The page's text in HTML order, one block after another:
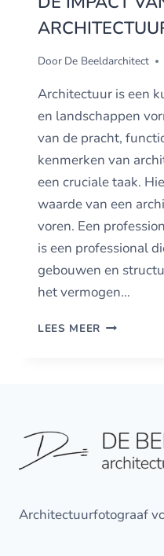
Door De Beeldarchitect
Architectuur is een
en landschappen
van de pracht,
kenmerken van
een cruciale taak.
waarde van een
voren. Een
is een professional
gebouwen en
het vermogen…
LEES MEER DE
Architectuurfotograaf